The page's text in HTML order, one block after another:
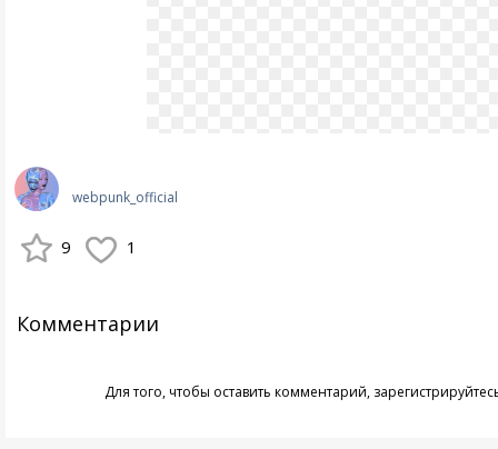
webpunk_official
9 1
Комментарии
Для того, чтобы оставить комментарий,